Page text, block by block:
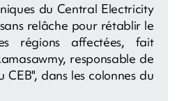
du Central Electricity
relâche pour rétablir le
régions affectées, fait
responsable de
CEB", dans les colonnes du